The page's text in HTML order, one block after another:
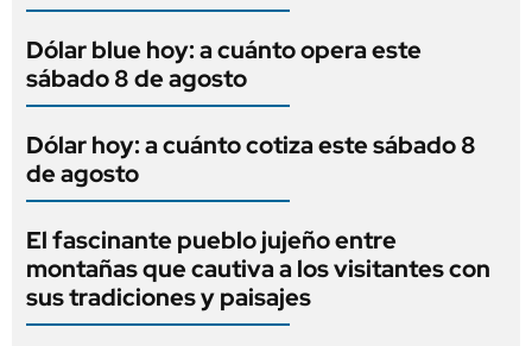
Dólar blue hoy: a cuánto opera este
sábado 8 de agosto
Dólar hoy: a cuánto cotiza este sábado 8
de agosto
El fascinante pueblo jujeño entre
montañas que cautiva a los visitantes con
sus tradiciones y paisajes